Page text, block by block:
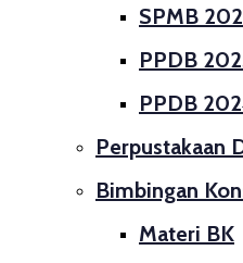
SPMB
PPDB
PPDB
Perpustakaan
Bimbingan
Materi BK